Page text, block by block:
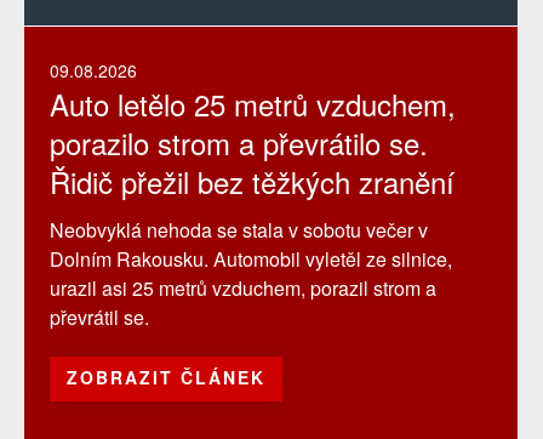
09.08.2026
Auto letělo 25 metrů vzduchem,
porazilo strom a převrátilo se.
Řidič přežil bez těžkých zranění
Neobvyklá nehoda se stala v sobotu večer v
Dolním Rakousku. Automobil vyletěl ze silnice,
urazil asi 25 metrů vzduchem, porazil strom a
převrátil se.
ZOBRAZIT ČLÁNEK